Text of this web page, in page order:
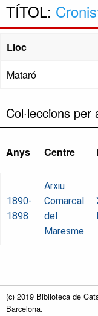
TÍTOL:
Lloc
Mataró
Col·leccions
Anys Centre
1890-
1898
Arxiu
Comarcal
del
Maresme
(c) 2019 Biblioteca de
Barcelona.